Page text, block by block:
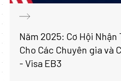
Năm 2025: Cơ Hội Nhận
Cho Các Chuyên gia và
- Visa EB3